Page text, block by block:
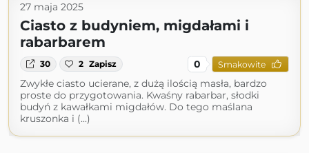
27 maja 2025
Ciasto z budyniem, migdałami i
rabarbarem
30 2 Zapisz 0 Smakowite
Zwykłe ciasto ucierane, z dużą ilością masła, bardzo
proste do przygotowania. Kwaśny rabarbar, słodki
budyń z kawałkami migdałów. Do tego maślana
kruszonka i (...)